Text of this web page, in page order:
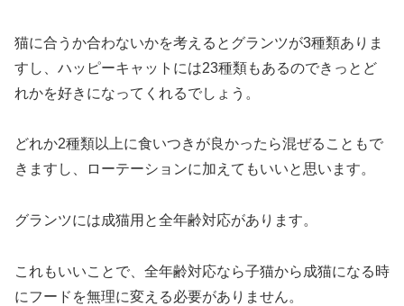
猫に合うか合わないかを考えるとグランツが3種類ありま
すし、ハッピーキャットには23種類もあるのできっとど
れかを好きになってくれるでしょう。
どれか2種類以上に食いつきが良かったら混ぜることもで
きますし、ローテーションに加えてもいいと思います。
グランツには成猫用と全年齢対応があります。
これもいいことで、全年齢対応なら子猫から成猫になる時
にフードを無理に変える必要がありません。